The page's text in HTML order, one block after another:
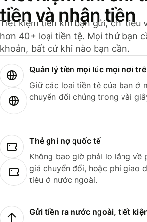
tiền và nhận tiền
Tiết kiệm tiền khi bạn gửi, chi tiêu
hơn 40+ loại tiền tệ. Mọi thứ bạn
khoản, bất cứ khi nào bạn cần.
Quản lý tiền mọi lúc mọi nơi
Giữ các loại tiền tệ của bạn ở
chuyển đổi chúng trong vài
Thẻ ghi nợ quốc tế
Không bao giờ phải lo lắng về
giá chuyển đổi, hoặc phí giao
tiêu ở nước ngoài.
Gửi tiền ra nước ngoài, tiết